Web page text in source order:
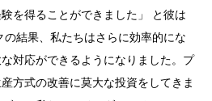
を得ることができました」 と彼は
結果、私たちはさらに効率的にな
対応ができるようになりました。プ
方式の改善に莫大な投資をしてきま